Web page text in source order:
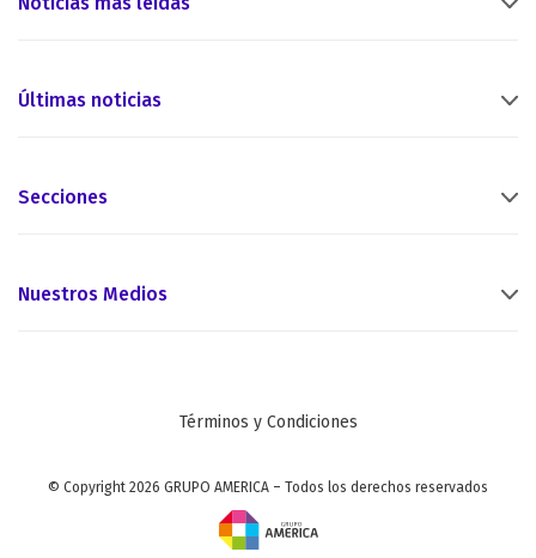
Últimas noticias
Secciones
Nuestros Medios
Términos y Condiciones
© Copyright 2026 GRUPO AMERICA – Todos los derechos reservados